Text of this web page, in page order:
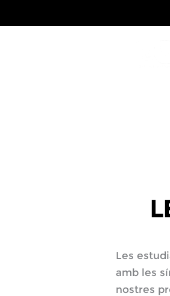
Les
amb les
nostres